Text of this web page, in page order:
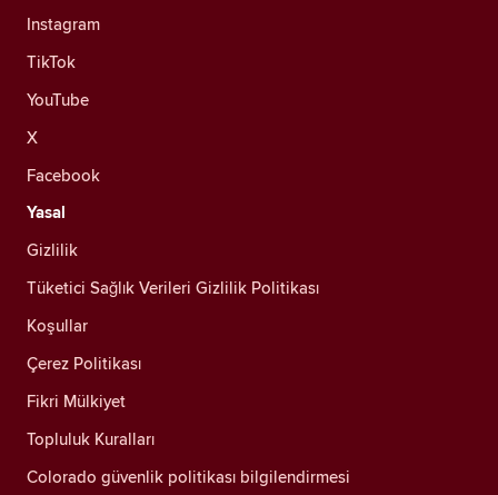
Instagram
TikTok
YouTube
X
Facebook
Yasal
Gizlilik
Tüketici Sağlık Verileri Gizlilik Politikası
Koşullar
Çerez Politikası
Fikri Mülkiyet
Topluluk Kuralları
Colorado güvenlik politikası bilgilendirmesi